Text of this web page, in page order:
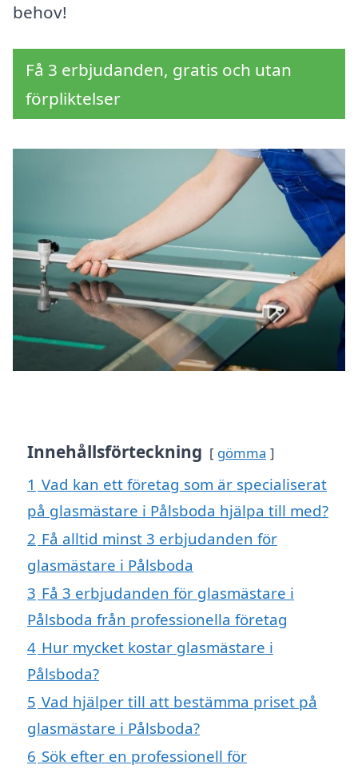
behov!
Få 3 erbjudanden, gratis och utan
förpliktelser
Innehållsförteckning gömma
1 Vad kan ett företag som är specialiserat
på glasmästare i Pålsboda hjälpa till med?
2 Få alltid minst 3 erbjudanden för
glasmästare i Pålsboda
3 Få 3 erbjudanden för glasmästare i
Pålsboda från professionella företag
4 Hur mycket kostar glasmästare i
Pålsboda?
5 Vad hjälper till att bestämma priset på
glasmästare i Pålsboda?
6 Sök efter en professionell för